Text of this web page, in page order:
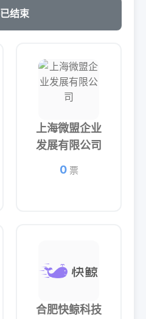
已结束
上海微盟企业
发展有限公司
0票
合肥快鲸科技